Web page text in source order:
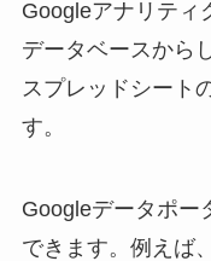
Googleアナリティ
データベースから
スプレッドシート
す。
Googleデータポー
できます。例えば